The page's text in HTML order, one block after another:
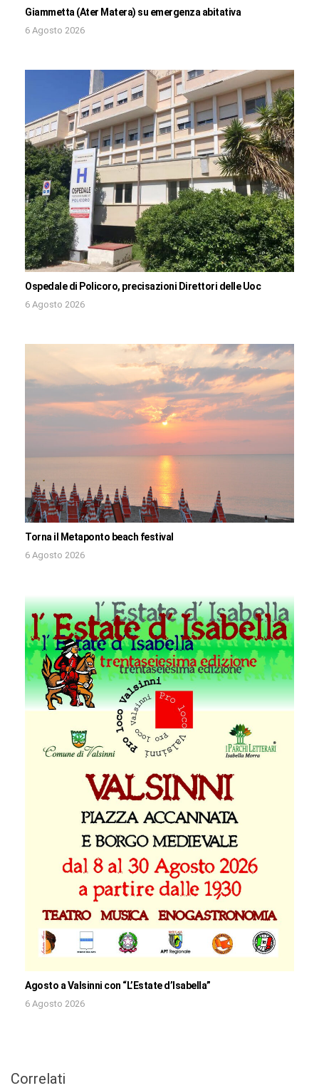
Giammetta (Ater Matera) su emergenza abitativa
6 Agosto 2026
Ospedale di Policoro, precisazioni Direttori delle Uoc
6 Agosto 2026
Torna il Metaponto beach festival
6 Agosto 2026
Agosto a Valsinni con “L’Estate d’Isabella”
6 Agosto 2026
Correlati